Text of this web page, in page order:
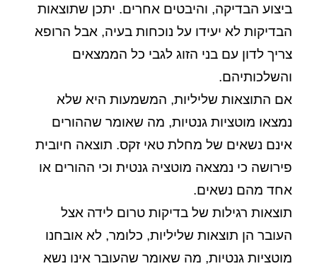
ביצוע הבדיקה, והיבטים אחרים. יתכן שתוצאות
הבדיקות לא יעידו על נוכחות בעיה, אבל הרופא
צריך לדון עם בני הזוג לגבי כל הממצאים
והשלכותיהם.
אם התוצאות שליליות, המשמעות היא שלא
נמצאו מוטציות גנטיות, מה שאומר שההורים
אינם נשאים של מחלת טאי זקס. תוצאה חיובית
פירושה כי נמצאה מוטציה גנטית וכי ההורים או
אחד מהם נשאים.
תוצאות רגילות של בדיקות טרום לידה אצל
העובר הן תוצאות שליליות, כלומר, לא אובחנו
מוטציות גנטיות, מה שאומר שהעובר אינו נשא